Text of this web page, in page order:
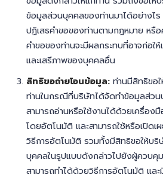
ข้อมูลส่วนบุคคลของท่านมาได้อย่าง
ปฏิเสธคำขอของท่านตามกฎหมาย ห
คำขอของท่านจะมีผลกระทบที่อาจก่อใ
และเสรีภาพของบุคคลอื่น
สิทธิขอถ่ายโอนข้อมูล: ท่านมีสิทธิขอ
ท่านในกรณีที่บริษัทได้จัดทำข้อมูลส่วน
สามารถอ่านหรือใช้งานได้ด้วยเครื่อ
โดยอัตโนมัติ และสามารถใช้หรือเปิด
วิธีการอัตโนมัติ รวมทั้งมีสิทธิขอให้บ
บุคคลในรูปแบบดังกล่าวไปยังผู้ควบคุ
สามารถทำได้ด้วยวิธีการอัตโนมัติ แล